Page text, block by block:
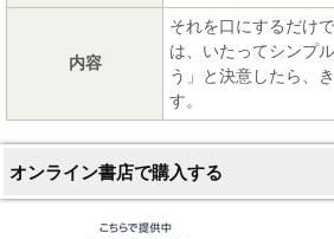
内容
それを口にするだけ
は、いたってシンプ
う」と決意したら、
す。
オンライン書店で購入する